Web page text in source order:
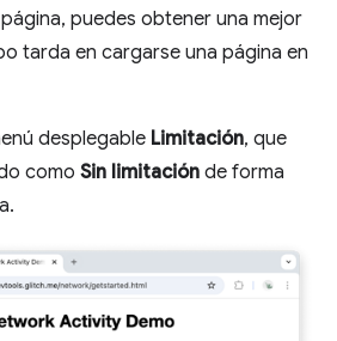
puedes obtener una mejor
tarda en cargarse una página en
desplegable Limitación, que
como Sin limitación de forma